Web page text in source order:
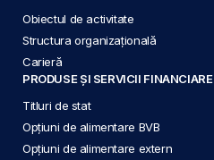
Obiectul de activitate
Structura organizațională
Carieră
PRODUSE ȘI SERVICII FINANCIARE
Titluri de stat
Opțiuni de alimentare BVB
Opțiuni de alimentare extern